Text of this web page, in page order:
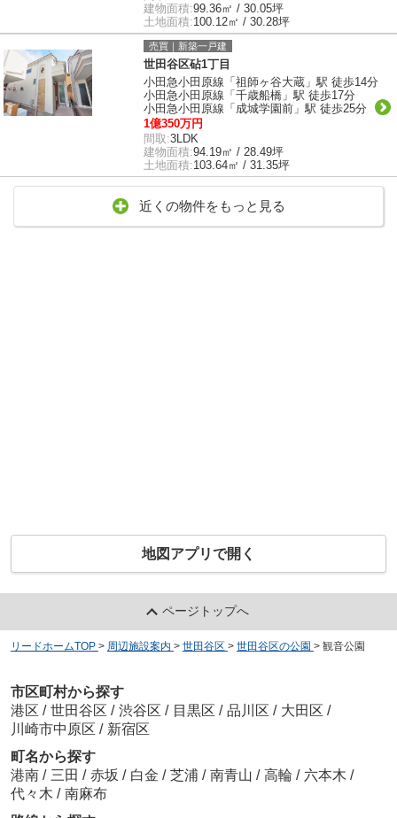
建物面積:99.36㎡ / 30.05坪
土地面積:100.12㎡ / 30.28坪
売買｜新築一戸建
世田谷区砧1丁目
小田急小田原線「祖師ヶ谷大蔵」駅 徒歩14分
小田急小田原線「千歳船橋」駅 徒歩17分
小田急小田原線「成城学園前」駅 徒歩25分
1億350万円
間取:3LDK
建物面積:94.19㎡ / 28.49坪
土地面積:103.64㎡ / 31.35坪
近くの物件をもっと見る
地図アプリで開く
ページトップへ
リードホームTOP > 周辺施設案内 > 世田谷区 > 世田谷区の公園 > 観音公園
市区町村から探す
港区 / 世田谷区 / 渋谷区 / 目黒区 / 品川区 / 大田区 /
川崎市中原区 / 新宿区
町名から探す
港南 / 三田 / 赤坂 / 白金 / 芝浦 / 南青山 / 高輪 / 六本木 /
代々木 / 南麻布